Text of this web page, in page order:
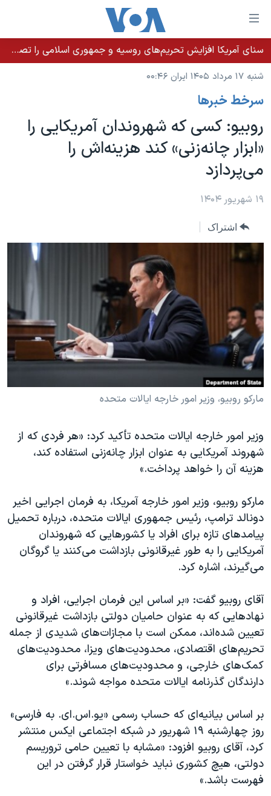
لینکهای
قابل
دسترسی
جهش
محتوای
اصلی
جهش
به
صفحه
جهش
خانه
نسخه سبک وب‌سایت
موضوع ها
ایران
آمریکا
جهان
ورزشی
ویدیوها
حقوق شهروندی
اقتصادی
علم و فناوری
اسرائیل در جنگ
برنامه های تلویزیونی
جدول برنامه ها
صفحه‌های ویژه
جام جهانی ۲۰۲۶
بایگانی برنامه‌های تلویزیونی
انتخابات ریاست جمهوری آمریکا ۲۰۲۴
حمله جمهوری اسلامی به اسرائیل
رمز مهسا
ورزش زنان در ایران
تریبونال مردمی آبان ۹۸
دادگاه حمید نوری
قانون شفافیت دارائی کادر رهبری ایران
اعتراضات مردمی آبان ۹۸
اسرائیل در جنگ
نرگس محمدی برنده جایزه نوبل صلح
صفحه‌های ویژه
سفر پرزیدنت ترامپ به چین
فرکانس‌های صدای آمریکا
پخش رادیویی
یادگیری زبان انگلیسی
زبانهای مختلف
سنای آمریکا افزایش تحریم‌های روسیه و جمهوری اسلامی را تصویب کرد؛ زلنسکی از این اقدام تشکر کرد
شنبه ۱۷ مرداد ۱۴۰۵ ایران ۰۰:۴۶
سرخط خبرها
روبیو: کسی که شهروندان آمریکایی را
«ابزار چانه‌زنی» کند هزینه‌اش را
می‌پردازد
۱۹ شهریور ۱۴۰۴
اشتراک
مارکو روبیو، وزیر امور خارجه ایالات متحده
وزیر امور خارجه ایالات متحده تأکید کرد: «هر فردی که از
شهروند آمریکایی به عنوان ابزار چانه‌زنی استفاده کند،
هزینه‌ آن را خواهد پرداخت.»
مارکو روبیو، وزیر امور خارجه آمریکا، به فرمان اجرایی اخیر
دونالد ترامپ، رئیس جمهوری ایالات متحده، درباره تحمیل
پیامدهای تازه برای افراد یا کشورهایی که شهروندان
آمریکایی را به طور غیرقانونی بازداشت می‌کنند یا گروگان
می‌گیرند، اشاره کرد.
آقای روبیو گفت: «بر اساس این فرمان اجرایی، افراد و
نهادهایی که به عنوان حامیان دولتی بازداشت غیرقانونی
تعیین شده‌اند، ممکن است با مجازات‌های شدیدی از جمله
تحریم‌های اقتصادی، محدودیت‌های ویزا، محدودیت‌های
کمک‌های خارجی، و محدودیت‌های مسافرتی برای
دارندگان گذرنامه ایالات متحده مواجه شوند.»
بر اساس بیانیه‌ای که حساب رسمی «یو.اس.ای. به فارسی»
روز چهارشنبه ۱۹ شهریور در شبکه اجتماعی ایکس منتشر
کرد، آقای روبیو افزود: «مشابه با تعیین حامی تروریسم
دولتی، هیچ کشوری نباید خواستار قرار گرفتن در این
فهرست باشد.»